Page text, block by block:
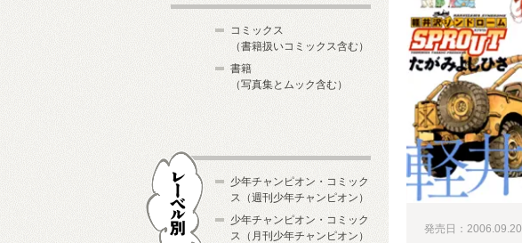
発売日：2006.09.20
コミックス
（書籍扱いコミックス含む）
書籍
（写真集とムック含む）
少年チャンピオン・コミック
ス（週刊少年チャンピオン）
少年チャンピオン・コミック
ス（月刊少年チャンピオン）